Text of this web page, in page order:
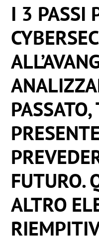
I 3 PASSI
FUTURO.
ALTRO